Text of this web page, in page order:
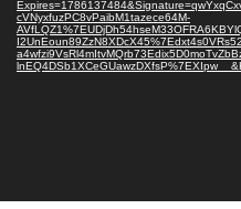
cVNyxfuzPC8vPaibM1tazece64M-